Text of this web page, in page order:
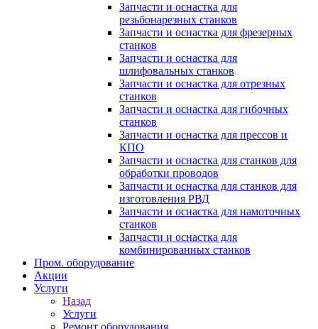
Запчасти и оснастка для
резьбонарезных станков
Запчасти и оснастка для фрезерных
станков
Запчасти и оснастка для
шлифовальных станков
Запчасти и оснастка для отрезных
станков
Запчасти и оснастка для гибочных
станков
Запчасти и оснастка для прессов и
КПО
Запчасти и оснастка для станков для
обработки проводов
Запчасти и оснастка для станков для
изготовления РВД
Запчасти и оснастка для намоточных
станков
Запчасти и оснастка для
комбинированных станков
Пром. оборудование
Акции
Услуги
Назад
Услуги
Ремонт оборудования